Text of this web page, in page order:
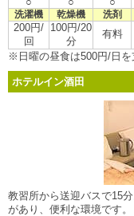
洗濯機 乾燥機 洗剤
200円/
回
100円/20
分
有料
※日曜の昼食は500円/日を
ホテルイン酒田
教習所から送迎バスで15
があり、便利な環境です。